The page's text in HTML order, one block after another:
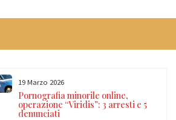
19 Marzo 2026
Pornografia minorile online,
operazione “Viridis”: 3 arresti e 5
denunciati